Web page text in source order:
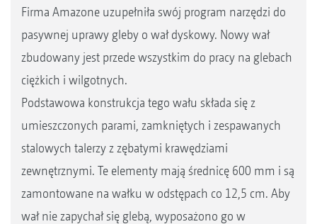
Firma Amazone uzupełniła swój program narzędzi do
pasywnej uprawy gleby o wał dyskowy. Nowy wał
zbudowany jest przede wszystkim do pracy na glebach
ciężkich i wilgotnych.
Podstawowa konstrukcja tego wału składa się z
umieszczonych parami, zamkniętych i zespawanych
stalowych talerzy z zębatymi krawędziami
zewnętrznymi. Te elementy mają średnicę 600 mm i są
zamontowane na wałku w odstępach co 12,5 cm. Aby
wał nie zapychał się glebą, wyposażono go w